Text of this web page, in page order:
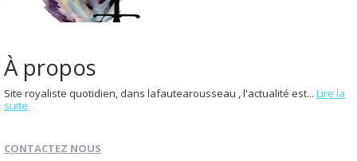
À propos
Site royaliste quotidien, dans lafautearousseau , l'actualité est... Lire la
suite
CONTACTEZ NOUS